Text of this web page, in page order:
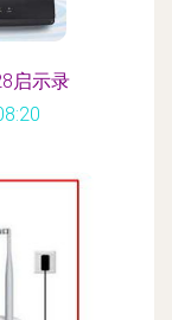
启示录